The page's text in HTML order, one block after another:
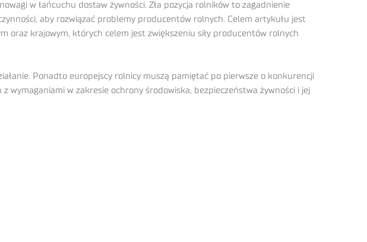
w łańcuchu dostaw żywności. Zła pozycja rolników to zagadnienie
aby rozwiązać problemy producentów rolnych. Celem artykułu jest
oraz krajowym, których celem jest zwiększeniu siły producentów rolnych
Ponadto europejscy rolnicy muszą pamiętać po pierwsze o konkurencji
w zakresie ochrony środowiska, bezpieczeństwa żywności i jej